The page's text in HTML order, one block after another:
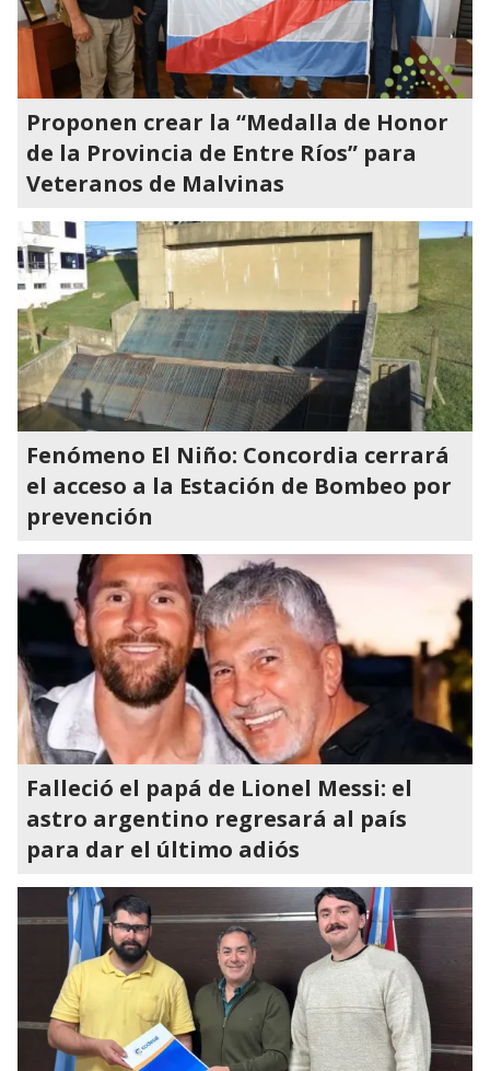
Proponen crear la “Medalla de Honor
de la Provincia de Entre Ríos” para
Veteranos de Malvinas
Fenómeno El Niño: Concordia cerrará
el acceso a la Estación de Bombeo por
prevención
Falleció el papá de Lionel Messi: el
astro argentino regresará al país
para dar el último adiós